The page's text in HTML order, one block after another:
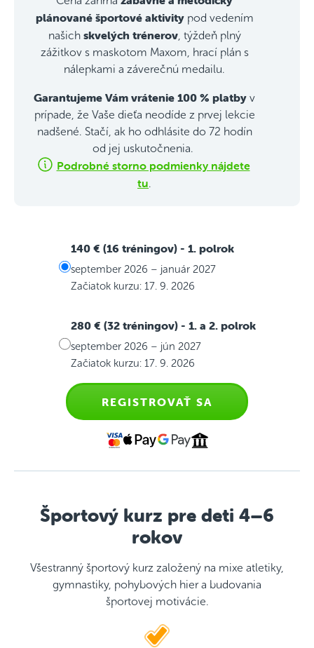
plánované športové aktivitypod vedením
našich skvelých trénerov, týždeň plný
zážitkov s maskotom Maxom, hrací plán s
nálepkami a záverečnú medailu.
Garantujeme Vám vrátenie 100 % platby v
prípade, že Vaše dieťa neodíde z prvej lekcie
nadšené. Stačí, ak ho odhlásite do 72 hodín
od jej uskutočnenia.
Podrobné storno podmienky nájdete
tu.
140 € (16 tréningov) - 1. polrok
september 2026 – január 2027
Začiatok kurzu: 17. 9. 2026
280 € (32 tréningov) - 1. a 2. polrok
september 2026 – jún 2027
Začiatok kurzu: 17. 9. 2026
REGISTROVAŤ SA
Športový kurz pre deti 4–6
rokov
Všestranný športový kurz založený na mixe atletiky,
gymnastiky, pohybových hier a budovania
športovej motivácie.